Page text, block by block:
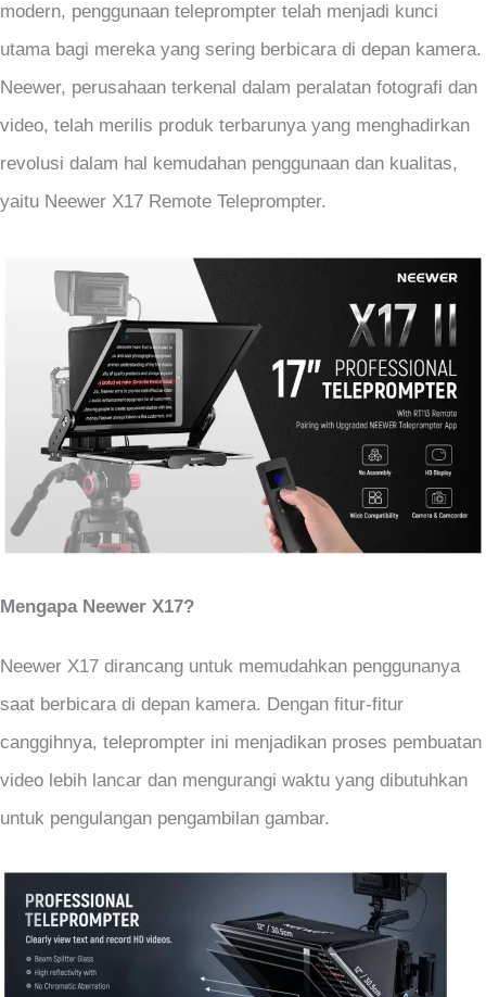
modern, penggunaan teleprompter telah menjadi kunci
utama bagi mereka yang sering berbicara di depan kamera.
Neewer, perusahaan terkenal dalam peralatan fotografi dan
video, telah merilis produk terbarunya yang menghadirkan
revolusi dalam hal kemudahan penggunaan dan kualitas,
yaitu Neewer X17 Remote Teleprompter.
Mengapa Neewer X17?
Neewer X17 dirancang untuk memudahkan penggunanya
saat berbicara di depan kamera. Dengan fitur-fitur
canggihnya, teleprompter ini menjadikan proses pembuatan
video lebih lancar dan mengurangi waktu yang dibutuhkan
untuk pengulangan pengambilan gambar.